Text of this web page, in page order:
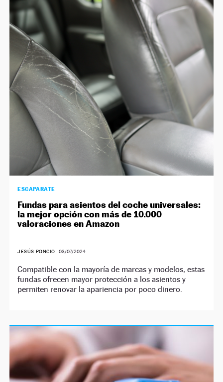
ESCAPARATE
Fundas para asientos del coche universales:
la mejor opción con más de 10.000
valoraciones en Amazon
JESÚS PONCIO |03/07/2024
Compatible con la mayoría de marcas y modelos, estas
fundas ofrecen mayor protección a los asientos y
permiten renovar la apariencia por poco dinero.